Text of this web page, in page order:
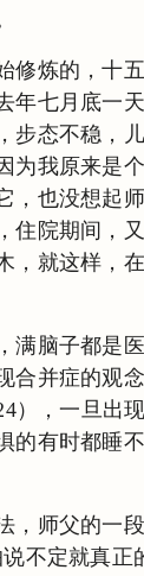
修炼的，十
年七月底一
步态不稳，
为我原来是
，也没想起
住院期间，
，就这样，
满脑子都是
合并症的观
），一旦出
的有时都睡
，师父的一
不定就真正